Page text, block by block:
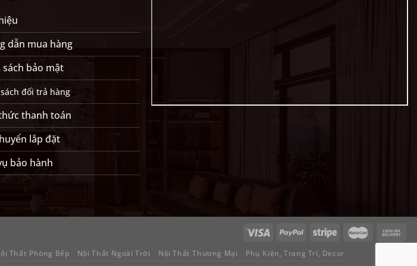
dẫn mua hàng
sách bảo mật
đổi trả hàng
thanh toán
lắp đặt
bảo hành
Thất Phòng Bếp Nội Thất Ngoài Trời Nội Thất Thương Mại Phụ Kiện, Trang Trí, Decor